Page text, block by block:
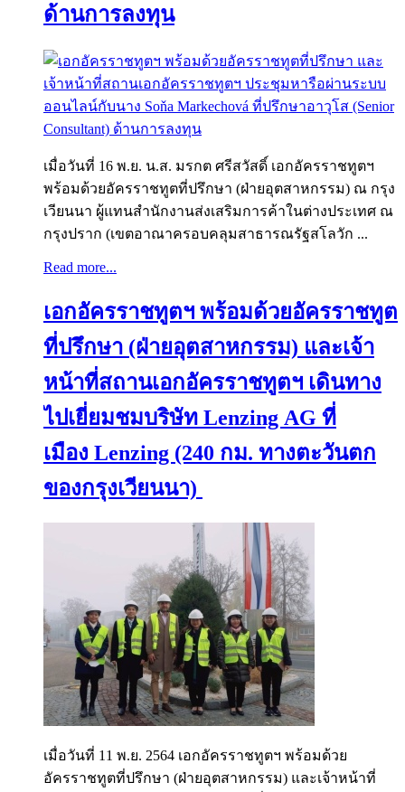
ด้านการลงทุน
เมื่อวันที่ 16 พ.ย. น.ส. มรกต ศรีสวัสดิ์ เอกอัครราชทูตฯ
พร้อมด้วยอัครราชทูตที่ปรึกษา (ฝ่ายอุตสาหกรรม) ณ กรุง
เวียนนา ผู้แทนสำนักงานส่งเสริมการค้าในต่างประเทศ ณ
กรุงปราก (เขตอาณาครอบคลุมสาธารณรัฐสโลวัก ...
Read more...
เอกอัครราชทูตฯ พร้อมด้วยอัครราชทูต
ที่ปรึกษา (ฝ่ายอุตสาหกรรม) และเจ้า
หน้าที่สถานเอกอัครราชทูตฯ เดินทาง
ไปเยี่ยมชมบริษัท Lenzing AG ที่
เมือง Lenzing (240 กม. ทางตะวันตก
ของกรุงเวียนนา)
เมื่อวันที่ 11 พ.ย. 2564 เอกอัครราชทูตฯ พร้อมด้วย
อัครราชทูตที่ปรึกษา (ฝ่ายอุตสาหกรรม) และเจ้าหน้าที่